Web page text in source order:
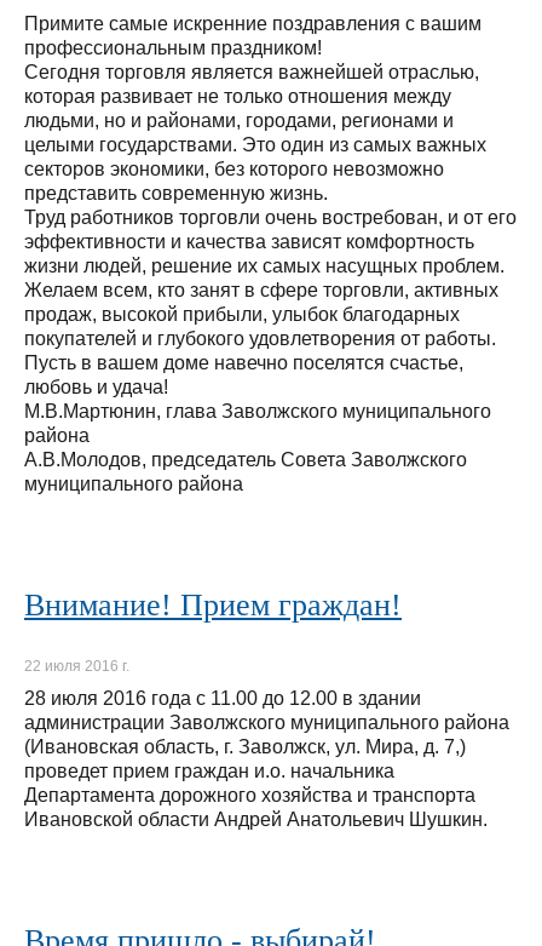
Примите самые искренние поздравления с вашим
профессиональным праздником!
Сегодня торговля является важнейшей отраслью,
которая развивает не только отношения между
людьми, но и районами, городами, регионами и
целыми государствами. Это один из самых важных
секторов экономики, без которого невозможно
представить современную жизнь.
Труд работников торговли очень востребован, и от его
эффективности и качества зависят комфортность
жизни людей, решение их самых насущных проблем.
Желаем всем, кто занят в сфере торговли, активных
продаж, высокой прибыли, улыбок благодарных
покупателей и глубокого удовлетворения от работы.
Пусть в вашем доме навечно поселятся счастье,
любовь и удача!
М.В.Мартюнин, глава Заволжского муниципального
района
А.В.Молодов, председатель Совета Заволжского
муниципального района
Внимание! Прием граждан!
22 июля 2016 г.
28 июля 2016 года с 11.00 до 12.00 в здании
администрации Заволжского муниципального района
(Ивановская область, г. Заволжск, ул. Мира, д. 7,)
проведет прием граждан и.о. начальника
Департамента дорожного хозяйства и транспорта
Ивановской области Андрей Анатольевич Шушкин.